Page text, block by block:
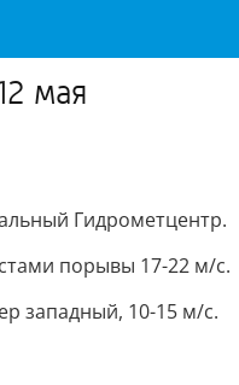
мая
Гидрометцентр.
порывы 17-22 м/с.
западный, 10-15 м/с.